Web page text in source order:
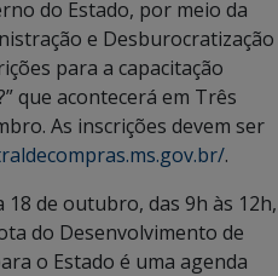
do Estado, por meio da
e Desburocratização
para a capacitação
que acontecerá em Três
As inscrições devem ser
.
18 de outubro, das 9h às 12h,
do Desenvolvimento de
o Estado é uma agenda